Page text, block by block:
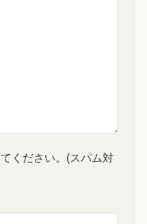
ください。(スパム対